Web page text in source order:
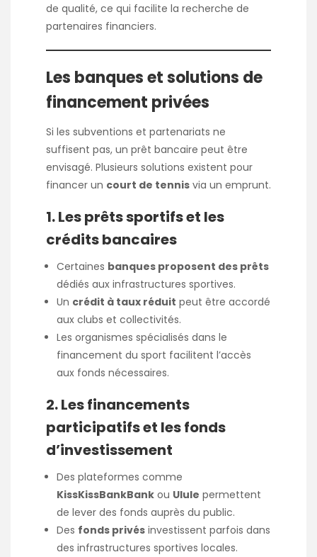
de qualité, ce qui facilite la recherche de
partenaires financiers.
Les banques et solutions de
financement privées
Si les subventions et partenariats ne
suffisent pas, un prêt bancaire peut être
envisagé. Plusieurs solutions existent pour
financer un court de tennis via un emprunt.
1. Les prêts sportifs et les
crédits bancaires
Certaines banques proposent des prêts
dédiés aux infrastructures sportives.
Un crédit à taux réduit peut être accordé
aux clubs et collectivités.
Les organismes spécialisés dans le
financement du sport facilitent l’accès
aux fonds nécessaires.
2. Les financements
participatifs et les fonds
d’investissement
Des plateformes comme
KissKissBankBank ou Ulule permettent
de lever des fonds auprès du public.
Des fonds privés investissent parfois dans
des infrastructures sportives locales.